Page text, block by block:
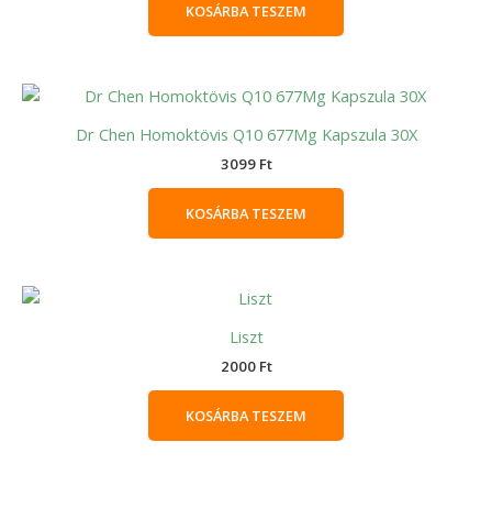
KOSÁRBA TESZEM
Dr Chen Homoktövis Q10 677Mg Kapszula 30X
3099 Ft
KOSÁRBA TESZEM
Liszt
2000 Ft
KOSÁRBA TESZEM